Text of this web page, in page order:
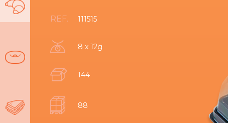
REF. 111515
8 x 12g
144
88